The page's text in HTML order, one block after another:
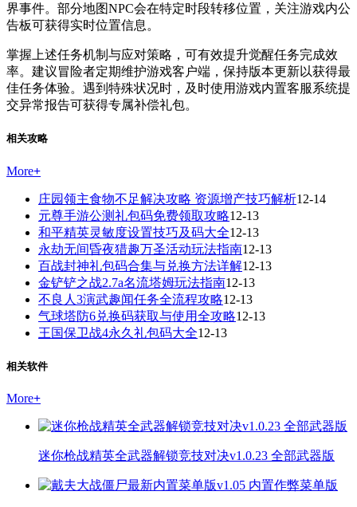
界事件。部分地图NPC会在特定时段转移位置，关注游戏内公
告板可获得实时位置信息。
掌握上述任务机制与应对策略，可有效提升觉醒任务完成效
率。建议冒险者定期维护游戏客户端，保持版本更新以获得最
佳任务体验。遇到特殊状况时，及时使用游戏内置客服系统提
交异常报告可获得专属补偿礼包。
相关攻略
More+
庄园领主食物不足解决攻略 资源增产技巧解析12-14
元尊手游公测礼包码免费领取攻略12-13
和平精英灵敏度设置技巧及码大全12-13
永劫无间昏夜猎趣万圣活动玩法指南12-13
百战封神礼包码合集与兑换方法详解12-13
金铲铲之战2.7a名流塔姆玩法指南12-13
不良人3演武趣闻任务全流程攻略12-13
气球塔防6兑换码获取与使用全攻略12-13
王国保卫战4永久礼包码大全12-13
相关软件
More+
迷你枪战精英全武器解锁竞技对决v1.0.23 全部武器版